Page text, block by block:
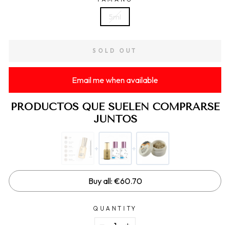
5ml
SOLD OUT
Email me when available
PRODUCTOS QUE SUELEN COMPRARSE
JUNTOS
+ +
Buy all: €60.70
QUANTITY